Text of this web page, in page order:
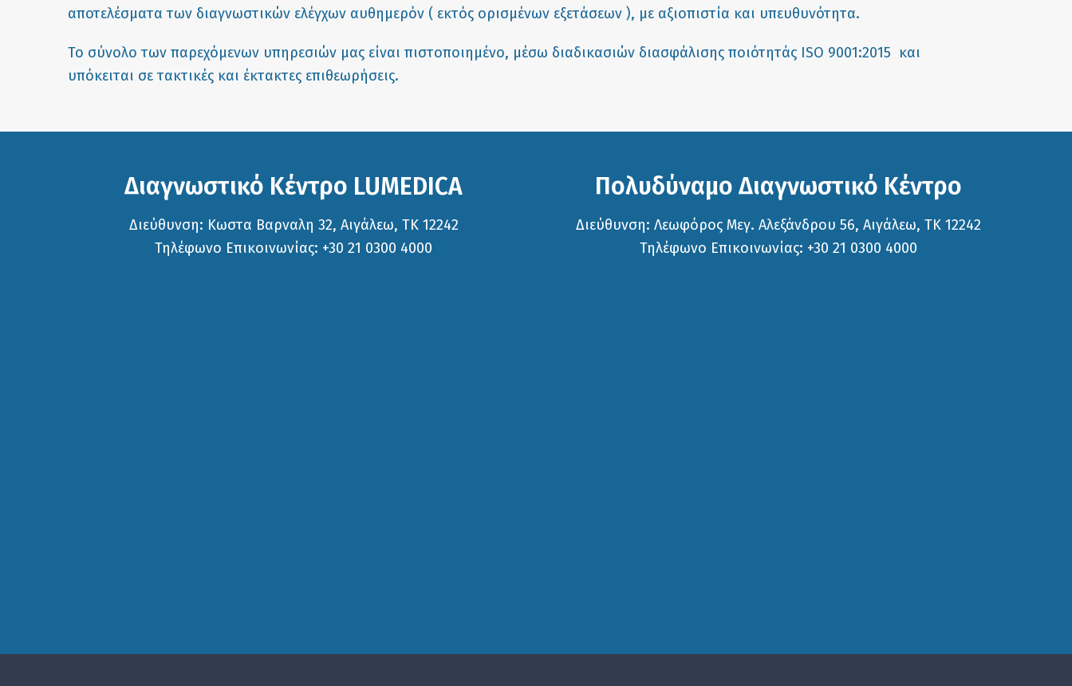
αποτελέσματα των διαγνωστικών ελέγχων αυθημερόν ( εκτός ορισμένων εξετάσεων ), με αξιοπιστία και υπευθυνότητα.
Το σύνολο των παρεχόμενων υπηρεσιών μας είναι πιστοποιημένο, μέσω διαδικασιών διασφάλισης ποιότητάς ISO 9001:2015 και
υπόκειται σε τακτικές και έκτακτες επιθεωρήσεις.
Διαγνωστικό Κέντρο LUMEDICA
Διεύθυνση: Κωστα Βαρναλη 32, Αιγάλεω, ΤΚ 12242
Τηλέφωνο Επικοινωνίας: +30 21 0300 4000
Πολυδύναμο Διαγνωστικό Κέντρο
Διεύθυνση: Λεωφόρος Μεγ. Αλεξάνδρου 56, Αιγάλεω, ΤΚ 12242
Τηλέφωνο Επικοινωνίας: +30 21 0300 4000